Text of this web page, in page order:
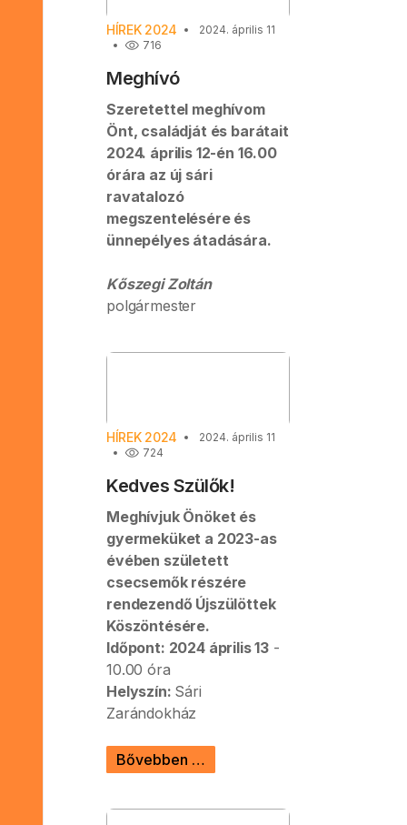
HÍREK 2024
2024. április 11
716
Meghívó
Szeretettel meghívom
Önt, családját és barátait
2024. április 12-én 16.00
órára az új sári
ravatalozó
megszentelésére és
ünnepélyes átadására.
Kőszegi Zoltán
polgármester
HÍREK 2024
2024. április 11
724
Kedves Szülők!
Meghívjuk Önöket és
gyermeküket a 2023-as
évében született
csecsemők részére
rendezendő Újszülöttek
Köszöntésére.
Időpont: 2024 április 13 -
10.00 óra
Helyszín: Sári
Zarándokház
Bővebben …